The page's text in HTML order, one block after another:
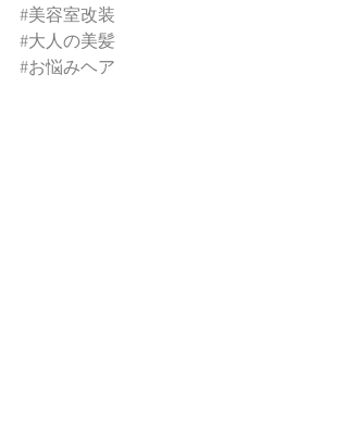
#美容室改装
#大人の美髪
#お悩みヘア